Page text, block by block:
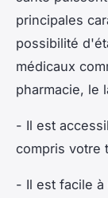
principales
possibilité
médicaux
pharmacie, le
- Il est
compris votre
- Il est facile